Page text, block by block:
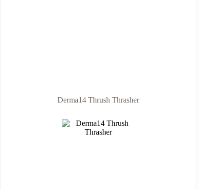
Derma14 Thrush Thrasher